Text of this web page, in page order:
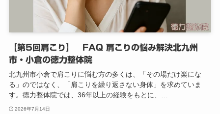
【第5回肩こり】 FAQ 肩こりの悩み解決北九州
市・小倉の徳力整体院
北九州市小倉で肩こりに悩む方の多くは、「その場だけ楽にな
る」のではなく、「肩こりを繰り返さない身体」を求めていま
す。徳力整体院では、36年以上の経験をもとに、…
2026年7月14日